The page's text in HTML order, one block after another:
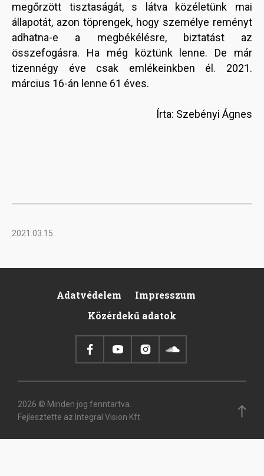
megőrzött tisztaságát, s látva közéletünk mai
állapotát, azon töprengek, hogy személye reményt
adhatna-e a megbékélésre, biztatást az
összefogásra. Ha még köztünk lenne. De már
tizennégy éve csak emlékeinkben él. 2021.
március 16-án lenne 61 éves.
Írta: Szebényi Ágnes
2021.03.15
Footer
Adatvédelem
Impresszum
Közérdekű adatok
2026 © Minden jog fenntartva.
Fejlesztette az Integral Vision Kft.